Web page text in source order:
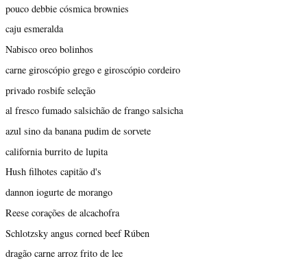
pouco debbie cósmica brownies
caju esmeralda
Nabisco oreo bolinhos
carne giroscópio grego e giroscópio cordeiro
privado rosbife seleção
al fresco fumado salsichão de frango salsicha
azul sino da banana pudim de sorvete
california burrito de lupita
Hush filhotes capitão d's
dannon iogurte de morango
Reese corações de alcachofra
Schlotzsky angus corned beef Rúben
dragão carne arroz frito de lee